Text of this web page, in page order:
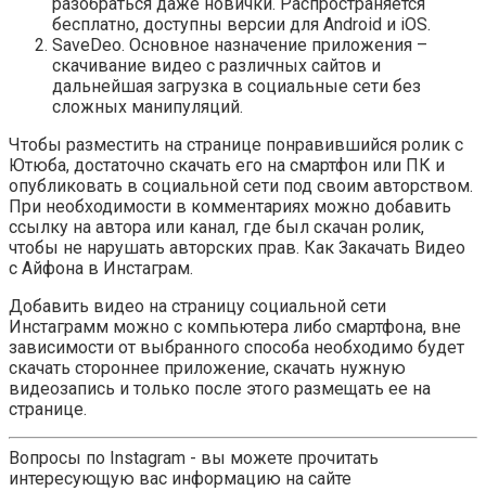
бесплатно, доступны версии для Android и iOS.
SaveDeo. Основное назначение приложения –
скачивание видео с различных сайтов и
дальнейшая загрузка в социальные сети без
сложных манипуляций.
Чтобы разместить на странице понравившийся ролик с
Ютюба, достаточно скачать его на смартфон или ПК и
опубликовать в социальной сети под своим авторством.
При необходимости в комментариях можно добавить
ссылку на автора или канал, где был скачан ролик,
чтобы не нарушать авторских прав. Как Закачать Видео
с Айфона в Инстаграм.
Добавить видео на страницу социальной сети
Инстаграмм можно с компьютера либо смартфона, вне
зависимости от выбранного способа необходимо будет
скачать стороннее приложение, скачать нужную
видеозапись и только после этого размещать ее на
странице.
Вопросы по Instagram - вы можете прочитать
интересующую вас информацию на сайте